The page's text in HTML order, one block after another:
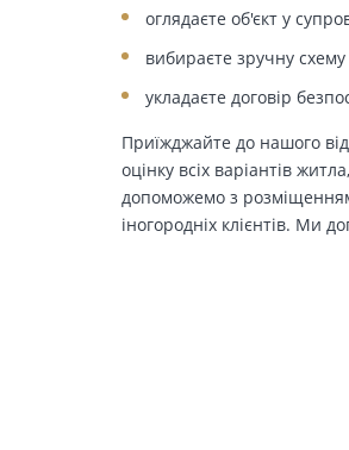
оглядаєте об'єкт у
вибираєте зручну
укладаєте договір
Приїжджайте до нашого
оцінку всіх варіантів
допоможемо з
іногородніх клієнтів. Ми